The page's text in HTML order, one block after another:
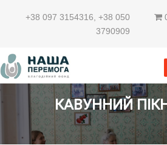
+38 097 3154316 +38 050
3790909
КАВУННИЙ